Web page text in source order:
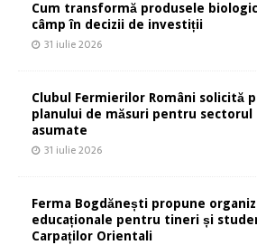
Cum transformă produsele
câmp în decizii de investiții
31 iulie 2026
Clubul Fermierilor Români solicită
planului de măsuri pentru
asumate
31 iulie 2026
Ferma Bogdănești propune
educaționale pentru tineri și
Carpaților Orientali